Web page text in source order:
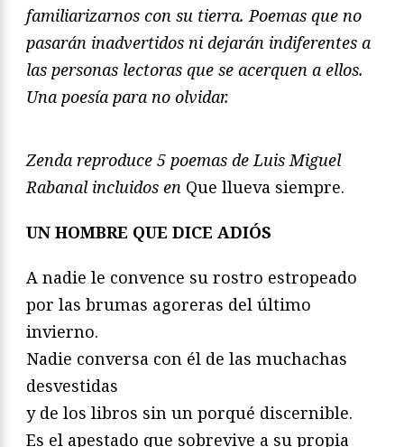
familiarizarnos con su tierra. Poemas que no
pasarán inadvertidos ni dejarán indiferentes a
las personas lectoras que se acerquen a ellos.
Una poesía para no olvidar.
Zenda reproduce 5 poemas de Luis Miguel
Rabanal incluidos en Que llueva siempre.
UN HOMBRE QUE DICE ADIÓS
A nadie le convence su rostro estropeado
por las brumas agoreras del último
invierno.
Nadie conversa con él de las muchachas
desvestidas
y de los libros sin un porqué discernible.
Es el apestado que sobrevive a su propia